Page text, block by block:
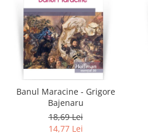
Memorii
Publicistica / Reportaje / Interviuri
Stiinte umaniste
Istorie
Sociologie si filozofie
Banul Maracine - Grigore
Bajenaru
18,69 Lei
14,77 Lei